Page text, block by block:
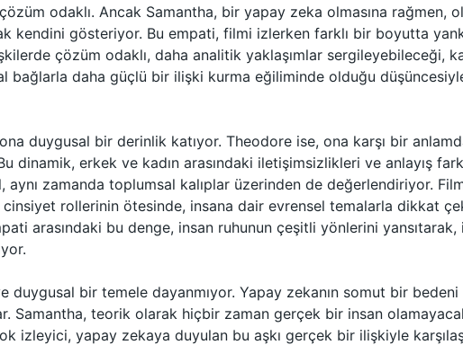
odaklı. Ancak Samantha, bir yapay zeka olmasına rağmen,
kendini gösteriyor. Bu empati, filmi izlerken farklı bir boyutta
çözüm odaklı, daha analitik yaklaşımlar sergileyebileceği,
bağlarla daha güçlü bir ilişki kurma eğiliminde olduğu
ona duygusal bir derinlik katıyor. Theodore ise, ona karşı bir
dinamik, erkek ve kadın arasındaki iletişimsizlikleri ve anlayış
aynı zamanda toplumsal kalıplar üzerinden de değerlendiriyor.
cinsiyet rollerinin ötesinde, insana dair evrensel temalarla dikkat
arasındaki bu denge, insan ruhunun çeşitli yönlerini
duygusal bir temele dayanmıyor. Yapay zekanın somut bir
Samantha, teorik olarak hiçbir zaman gerçek bir insan
izleyici, yapay zekaya duyulan bu aşkı gerçek bir ilişkiyle